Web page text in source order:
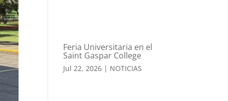
Feria Universitaria en el
Saint Gaspar College
Jul 22, 2026 | NOTICIAS